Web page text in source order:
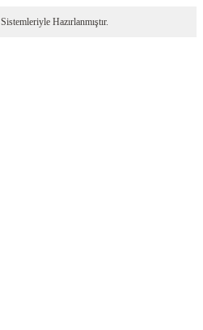
Sistemleriyle Hazırlanmıştır.